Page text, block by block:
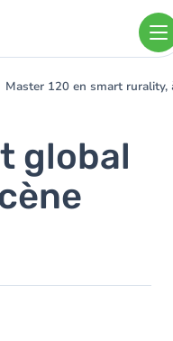
Master 120 en smart
global